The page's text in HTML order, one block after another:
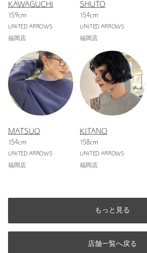
KAWAGUCHI
159cm
UNITED ARROWS
福岡店
SHUTO
154cm
UNITED ARROWS
福岡店
MATSUO
154cm
UNITED ARROWS
福岡店
KITANO
158cm
UNITED ARROWS
福岡店
もっと見る
店舗一覧へ戻る